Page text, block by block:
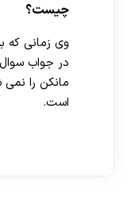
چیست؟
وی زمانی که
در جواب
مانکن را نمی
است.